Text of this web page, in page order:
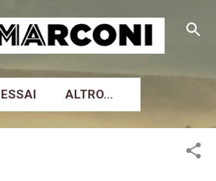
contenuti principali
ALTRO…